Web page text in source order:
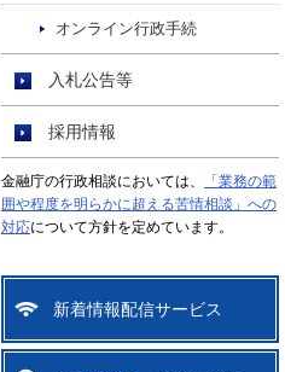
オンライン行政手続
入札公告等
採用情報
金融庁の行政相談においては、
「業務の範
囲や程度を明らかに超える苦情相談」への
対応について方針を定めています。
新着情報配信サービス